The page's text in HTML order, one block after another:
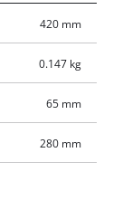
420 mm
0.147 kg
65 mm
280 mm